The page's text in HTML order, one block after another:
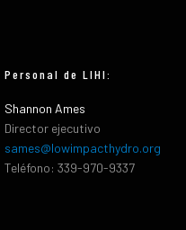
Personal de LIHI:
Shannon Ames
Director ejecutivo
sames@lowimpacthydro.org
Teléfono: 339-970-9337